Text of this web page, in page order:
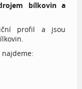
bílkovin a
profil a jsou